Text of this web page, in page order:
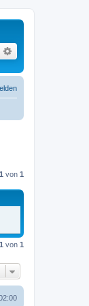
Suche
1 von 1
1 von 1